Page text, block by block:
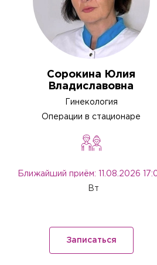
Сорокина Юлия
Владиславовна
Гинекология
Операции в стационаре
Ближайший приём: 11.08.2026
Вт
Записаться
Настоящим
обработки